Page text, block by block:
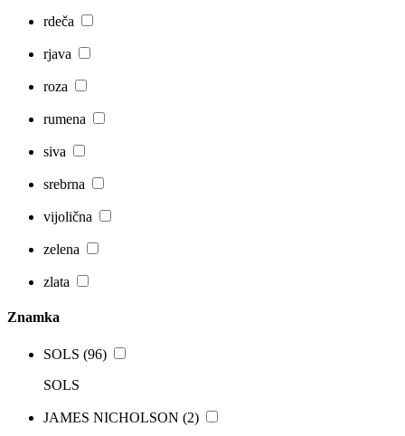
rdeča
rjava
roza
rumena
siva
srebrna
vijolična
zelena
zlata
Znamka
SOLS (96)
SOLS
JAMES NICHOLSON (2)